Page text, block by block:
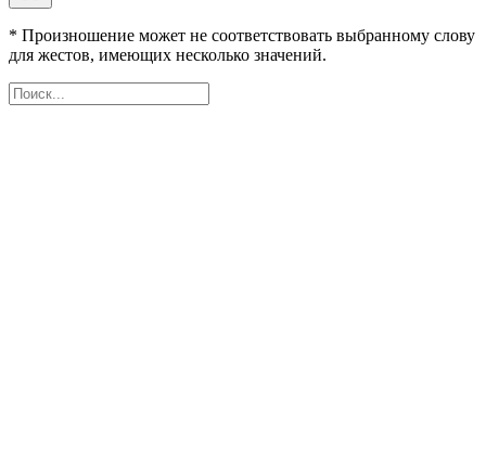
* Произношение может не соответствовать выбранному слову
для жестов, имеющих несколько значений.